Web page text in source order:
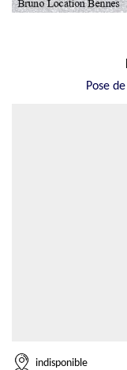
Pose
indisponible